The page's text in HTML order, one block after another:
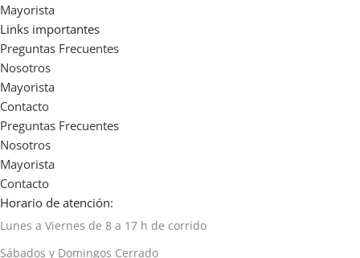
Mayorista
Links importantes
Preguntas Frecuentes
Nosotros
Mayorista
Contacto
Preguntas Frecuentes
Nosotros
Mayorista
Contacto
Horario de atención:
Lunes a Viernes de 8 a 17 h de corrido
Sábados y Domingos Cerrado